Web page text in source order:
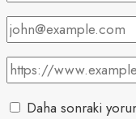
Daha sonraki